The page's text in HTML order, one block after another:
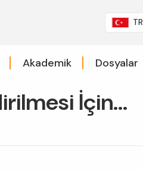
TR
Akademik Dosyalar
İçin...